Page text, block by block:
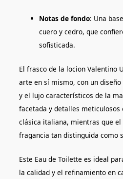
Notas de fondo: Una
cuero y cedro, que
sofisticada.
El frasco de la locion Valentino
arte en sí mismo, con un
y el lujo característicos de la
facetada y detalles
clásica italiana, mientras que
fragancia tan distinguida como
Este Eau de Toilette es ideal
la calidad y el refinamiento en